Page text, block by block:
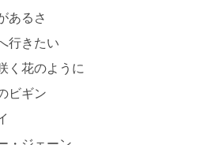
あるさ
行きたい
く花のように
ビギン